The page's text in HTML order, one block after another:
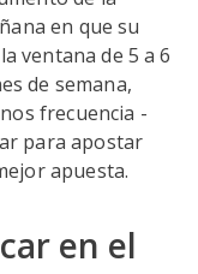
en que su
ventana de 5 a 6
de semana,
frecuencia -
para apostar
apuesta.
en el